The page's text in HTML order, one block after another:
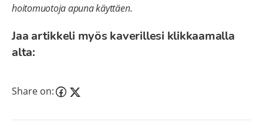
hoitomuotoja apuna käyttäen.
Jaa artikkeli myös kaverillesi klikkaamalla
alta:
Share on: